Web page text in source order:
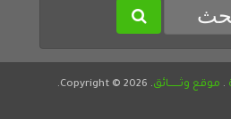
. موقع وثــــــائق. Copyright © 2026.